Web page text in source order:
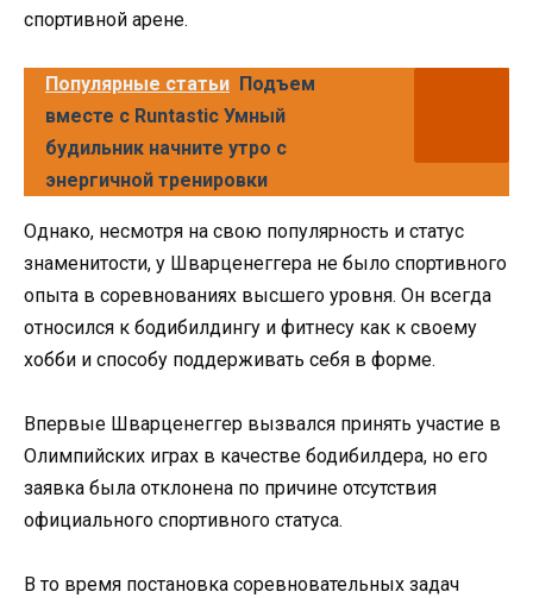
спортивной арене.
Популярные статьи Подъем
вместе с Runtastic Умный
будильник начните утро с
энергичной тренировки
Однако, несмотря на свою популярность и статус
знаменитости, у Шварценеггера не было спортивного
опыта в соревнованиях высшего уровня. Он всегда
относился к бодибилдингу и фитнесу как к своему
хобби и способу поддерживать себя в форме.
Впервые Шварценеггер вызвался принять участие в
Олимпийских играх в качестве бодибилдера, но его
заявка была отклонена по причине отсутствия
официального спортивного статуса.
В то время постановка соревновательных задач